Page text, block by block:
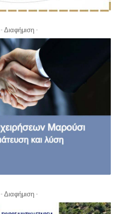
- Διαφήμιση -
- Διαφήμιση -